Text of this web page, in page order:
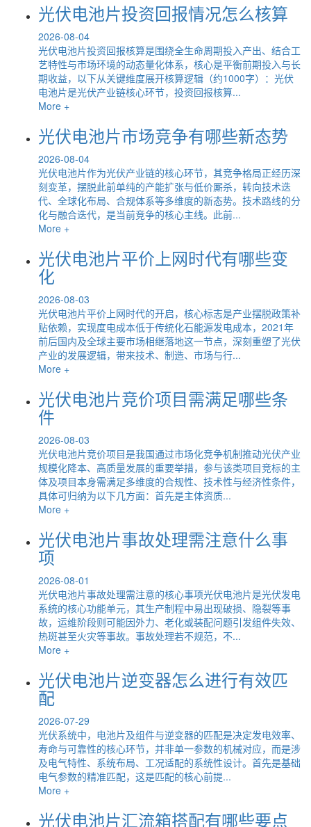
光伏电池片投资回报情况怎么核算
2026-08-04
光伏电池片投资回报核算是围绕全生命周期投入产出、结合工
艺特性与市场环境的动态量化体系，核心是平衡前期投入与长
期收益，以下从关键维度展开核算逻辑（约1000字）：光伏
电池片是光伏产业链核心环节，投资回报核算...
More +
光伏电池片市场竞争有哪些新态势
2026-08-04
光伏电池片作为光伏产业链的核心环节，其竞争格局正经历深
刻变革，摆脱此前单纯的产能扩张与低价厮杀，转向技术迭
代、全球化布局、合规体系等多维度的新态势。技术路线的分
化与融合迭代，是当前竞争的核心主线。此前...
More +
光伏电池片平价上网时代有哪些变
化
2026-08-03
光伏电池片平价上网时代的开启，核心标志是产业摆脱政策补
贴依赖，实现度电成本低于传统化石能源发电成本，2021年
前后国内及全球主要市场相继落地这一节点，深刻重塑了光伏
产业的发展逻辑，带来技术、制造、市场与行...
More +
光伏电池片竞价项目需满足哪些条
件
2026-08-03
光伏电池片竞价项目是我国通过市场化竞争机制推动光伏产业
规模化降本、高质量发展的重要举措，参与该类项目竞标的主
体及项目本身需满足多维度的合规性、技术性与经济性条件，
具体可归纳为以下几方面：首先是主体资质...
More +
光伏电池片事故处理需注意什么事
项
2026-08-01
光伏电池片事故处理需注意的核心事项光伏电池片是光伏发电
系统的核心功能单元，其生产制程中易出现破损、隐裂等事
故，运维阶段则可能因外力、老化或装配问题引发组件失效、
热斑甚至火灾等事故。事故处理若不规范，不...
More +
光伏电池片逆变器怎么进行有效匹
配
2026-07-29
光伏系统中，电池片及组件与逆变器的匹配是决定发电效率、
寿命与可靠性的核心环节，并非单一参数的机械对应，而是涉
及电气特性、系统布局、工况适配的系统性设计。首先是基础
电气参数的精准匹配，这是匹配的核心前提...
More +
光伏电池片汇流箱搭配有哪些要点